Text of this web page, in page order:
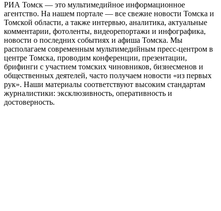
РИА Томск — это мультимедийное информационное
агентство. На нашем портале — все свежие новости Томска и
Томской области, а также интервью, аналитика, актуальные
комментарии, фотоленты, видеорепортажи и инфографика,
новости о последних событиях и афиша Томска. Мы
располагаем современным мультимедийным пресс-центром в
центре Томска, проводим конференции, презентации,
брифинги с участием томских чиновников, бизнесменов и
общественных деятелей, часто получаем новости «из первых
рук». Наши материалы соответствуют высоким стандартам
журналистики: эксклюзивность, оперативность и
достоверность.